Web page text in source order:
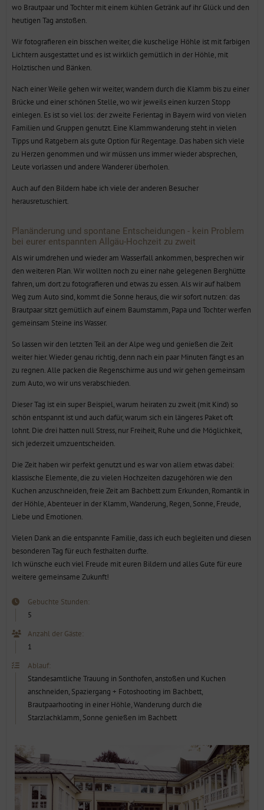
wo Brautpaar und Tochter mit einem kühlen Getränk auf ihr Glück und den
heutigen Tag anstoßen.
Wir fotografieren ein bisschen weiter, die kuschelige Höhle ist mit farbigen
Lichtern ausgestattet und es ist wirklich gemütlich in der Höhle, mit
Holztischen und Bänken.
Nach einer Weile gehen wir weiter, wandern durch die Klamm bis zu einer
Brücke und einer schönen Stelle, wo wir jeweils einen kurzen Stopp
einlegen. Es ist so viel los: der zweite Ferientag in Bayern wird von vielen
Familien und Gruppen genutzt. Eine Klammwanderung steht in vielen
Tipps und Ratgebern als gute Option für Regentage. Das haben sich viele
zu Herzen genommen und wir müssen uns immer wieder absprechen,
Leute vorlassen und andere Wanderer überholen.
Auch auf den Bildern habe ich viele der anderen Besucher
herausretuschiert.
Planänderung und spontane Entscheidungen - kein Problem
bei eurer entspannten Allgäu-Hochzeit zu zweit
Als wir umdrehen und wieder am Wasserfall ankommen, besprechen wir
den weiteren Plan. Wir wollten noch zu einer nahe gelegenen Berghütte
fahren, um dort zu fotografieren und etwas zu essen. Als wir auf halbem
Weg zum Auto sind, kommt die Sonne heraus, die wir sofort nutzen: das
Brautpaar sitzt gemütlich auf einem Baumstamm, Papa und Tochter werfen
gemeinsam Steine ins Wasser.
So lassen wir den letzten Teil an der Alpe weg und genießen die Zeit
weiter hier. Wieder genau richtig, denn nach ein paar Minuten fängt es an
zu regnen. Alle packen die Regenschirme aus und wir gehen gemeinsam
zum Auto, wo wir uns verabschieden.
Dieser Tag ist ein super Beispiel, warum heiraten zu zweit (mit Kind) so
schön entspannt ist und auch dafür, warum sich ein längeres Paket oft
lohnt. Die drei hatten null Stress, nur Freiheit, Ruhe und die Möglichkeit,
sich jederzeit umzuentscheiden.
Die Zeit haben wir perfekt genutzt und es war von allem etwas dabei:
klassische Elemente, die zu vielen Hochzeiten dazugehören wie den
Kuchen anzuschneiden, freie Zeit am Bachbett zum Erkunden, Romantik in
der Höhle, Abenteuer in der Klamm, Wanderung, Regen, Sonne, Freude,
Liebe und Emotionen.
Vielen Dank an die entspannte Familie, dass ich euch begleiten und diesen
besonderen Tag für euch festhalten durfte.
Ich wünsche euch viel Freude mit euren Bildern und alles Gute für eure
weitere gemeinsame Zukunft!
Gebuchte Stunden:
5
Anzahl der Gäste:
1
Ablauf:
Standesamtliche Trauung in Sonthofen, anstoßen und Kuchen
anschneiden, Spaziergang + Fotoshooting im Bachbett,
Brautpaarhooting in einer Höhle, Wanderung durch die
Starzlachklamm, Sonne genießen im Bachbett